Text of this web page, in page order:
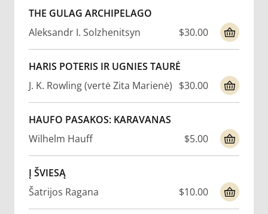
THE GULAG ARCHIPELAGO
Aleksandr I. Solzhenitsyn
$30.00
HARIS POTERIS IR UGNIES TAURĖ
J. K. Rowling (vertė Zita Marienė) $30.00
HAUFO PASAKOS: KARAVANAS
Wilhelm Hauff
$5.00
Į ŠVIESĄ
Šatrijos Ragana
$10.00